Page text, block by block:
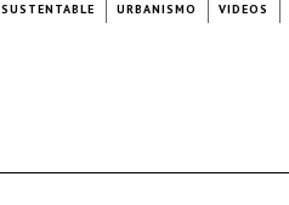
SUSTENTABLE URBANISMO VIDEOS